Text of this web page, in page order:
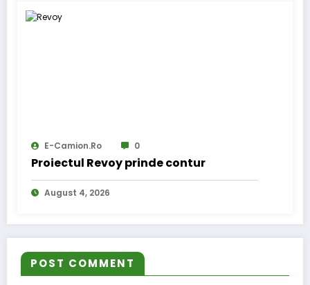
E-Camion.ro 0
Proiectul Revoy prinde contur
August 4, 2026
POST COMMENT